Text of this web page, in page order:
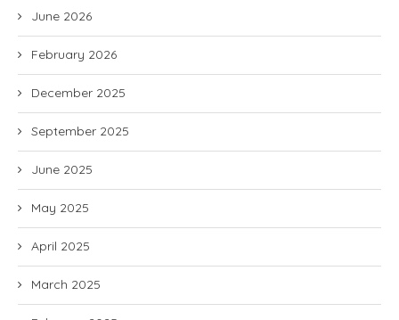
June 2026
February 2026
December 2025
September 2025
June 2025
May 2025
April 2025
March 2025